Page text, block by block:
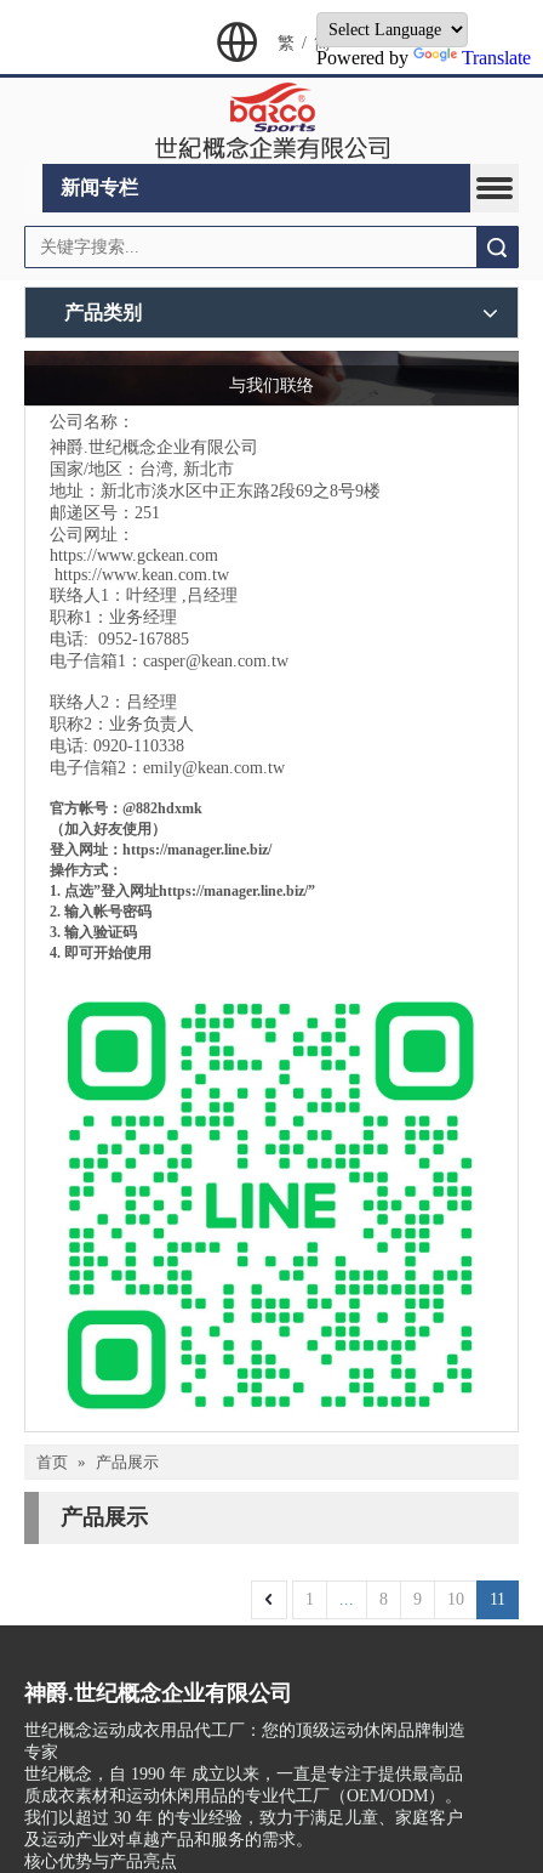
Powered by Translate
繁 / 简
新闻专栏
产品类别
与我们联络
公司名称：
神爵.世纪概念企业有限公司
国家/地区：台湾, 新北市
地址： 新北市淡水区中正东路2段69之8号9楼
邮递区号：251
公司网址：
https://www.gckean.com
https://www.kean.com.tw
联络人1：叶经理 ,吕经理
职称1：业务经理
电话: 0952-167885
电子信箱1： casper@kean.com.tw
联络人2：吕经理
职称2：业务负责人
电话: 0920-110338
电子信箱2： emily@kean.com.tw
官方帐号：@882hdxmk
（加入好友使用）
登入网址：https://manager.line.biz/
操作方式：
1. 点选”登入网址https://manager.line.biz/”
2. 输入帐号密码
3. 输入验证码
4. 即可开始使用
首页 » 产品展示
产品展示
1 ... 8 9 10 11
神爵.世纪概念企业有限公司
世纪概念运动成衣用品代工厂：您的顶级运动休闲品牌制造
专家
世纪概念，自 1990 年 成立以来，一直是专注于提供最高品
质成衣素材和运动休闲用品的专业代工厂（OEM/ODM）。
我们以超过 30 年 的专业经验，致力于满足儿童、家庭客户
及运动产业对卓越产品和服务的需求。
核心优势与产品亮点